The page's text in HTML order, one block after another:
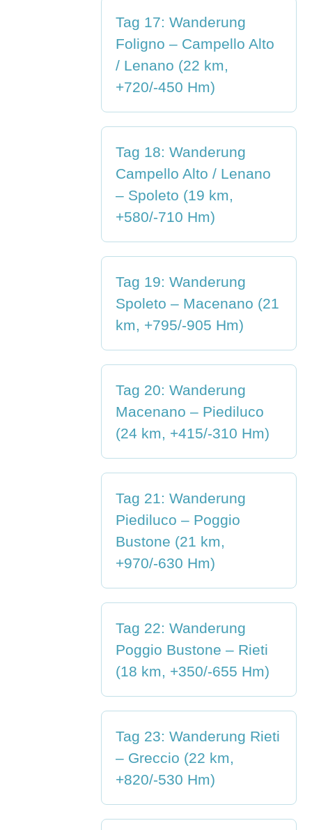
Tag 17: Wanderung
Foligno – Campello Alto
/ Lenano (22 km,
+720/-450 Hm)
Tag 18: Wanderung
Campello Alto / Lenano
– Spoleto (19 km,
+580/-710 Hm)
Tag 19: Wanderung
Spoleto – Macenano (21
km, +795/-905 Hm)
Tag 20: Wanderung
Macenano – Piediluco
(24 km, +415/-310 Hm)
Tag 21: Wanderung
Piediluco – Poggio
Bustone (21 km,
+970/-630 Hm)
Tag 22: Wanderung
Poggio Bustone – Rieti
(18 km, +350/-655 Hm)
Tag 23: Wanderung Rieti
– Greccio (22 km,
+820/-530 Hm)